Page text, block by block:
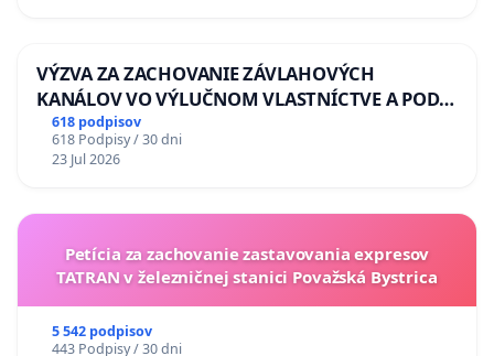
VÝZVA ZA ZACHOVANIE ZÁVLAHOVÝCH
KANÁLOV VO VÝLUČNOM VLASTNÍCTVE A POD
KONTROLOU SLOVENSKEJ REPUBLIKY & žiadosť
na riešenie zanedbaného stavu závlahových a
odvodňovacích kanálov na Slovensku
618 podpisov
618 Podpisy / 30 dni
23 Jul 2026
Petícia za zachovanie zastavovania expresov
TATRAN v železničnej stanici Považská Bystrica
5 542 podpisov
443 Podpisy / 30 dni